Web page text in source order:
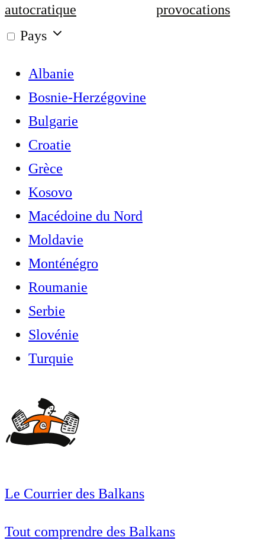
autocratique
provocations
Pays
Albanie
Bosnie-Herzégovine
Bulgarie
Croatie
Grèce
Kosovo
Macédoine du Nord
Moldavie
Monténégro
Roumanie
Serbie
Slovénie
Turquie
Le Courrier des Balkans
Tout comprendre des Balkans